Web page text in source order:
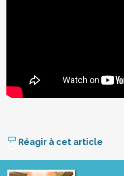
Réagir à cet article